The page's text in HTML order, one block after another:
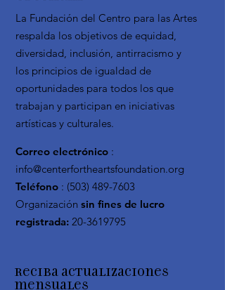
La Fundación del Centro para las Artes
respalda los objetivos de equidad,
diversidad, inclusión, antirracismo y
los principios de igualdad de
oportunidades para todos los que
trabajan y participan en iniciativas
artísticas y culturales.
Correo electrónico :
info@centerfortheartsfoundation.org
Teléfono : (503) 489-7603
Organización sin fines de lucro
registrada: 20-3619795
Reciba actualizaciones
mensuales